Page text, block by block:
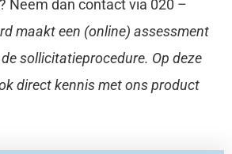
Neem dan contact via 020 –
maakt een (online) assessment
sollicitatieprocedure. Op deze
direct kennis met ons product